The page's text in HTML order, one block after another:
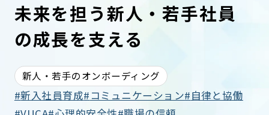
未来を担う新人・若手社員
の成長を支える
新人・若手のオンボーディング
新入社員育成 コミュニケーション 自律と協働